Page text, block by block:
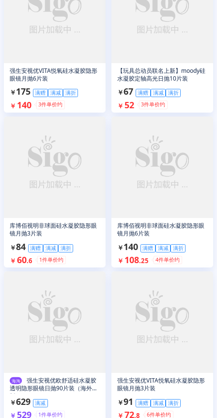
强生安视优VITA悦氧硅水凝胶隐形
眼镜月抛6片装
￥175 满赠 满减 满折
￥ 140 3件单价约
【玩具总动员联名上新】moody硅
水凝胶定轴高光日抛10片装
￥67 满赠 满减 满折
￥ 52 3件单价约
库博佰视明非球面硅水凝胶隐形眼
镜月抛3片装
￥84 满赠 满减 满折
￥ 60.6 1件单价约
库博佰视明非球面硅水凝胶隐形眼
镜月抛6片装
￥140 满赠 满减 满折
￥ 108.25 4件单价约
海淘
强生安视优欧舒适硅水凝胶
透明隐形眼镜日抛90片装（海外
版）
￥629 满减
￥ 529 1件单价约
强生安视优VITA悦氧硅水凝胶隐形
眼镜月抛3片装
￥91 满赠 满减 满折
￥ 72.8 6件单价约